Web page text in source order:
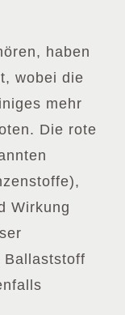
haben
wobei die
mehr
Die rote
Wirkung
Ballaststoff